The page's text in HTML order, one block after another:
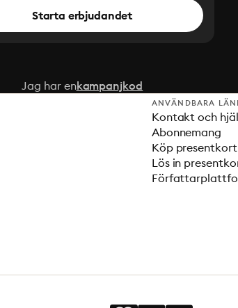
Starta erbjudandet
Jag har enkampanjkod
ANVÄNDBARA
Kontakt och
Abonnemang
Köp presentkort
Lös in